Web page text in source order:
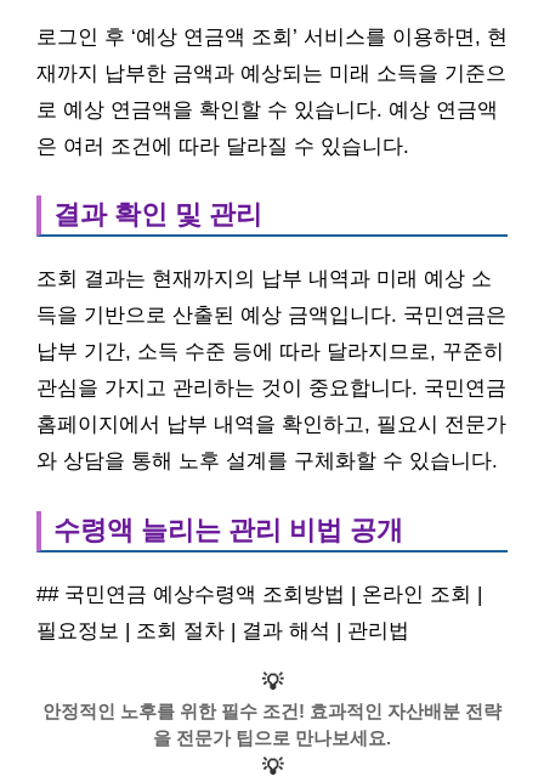
로그인 후 ‘예상 연금액 조회’ 서비스를 이용하면, 현
재까지 납부한 금액과 예상되는 미래 소득을 기준으
로 예상 연금액을 확인할 수 있습니다. 예상 연금액
은 여러 조건에 따라 달라질 수 있습니다.
결과 확인 및 관리
조회 결과는 현재까지의 납부 내역과 미래 예상 소
득을 기반으로 산출된 예상 금액입니다. 국민연금은
납부 기간, 소득 수준 등에 따라 달라지므로, 꾸준히
관심을 가지고 관리하는 것이 중요합니다. 국민연금
홈페이지에서 납부 내역을 확인하고, 필요시 전문가
와 상담을 통해 노후 설계를 구체화할 수 있습니다.
수령액 늘리는 관리 비법 공개
## 국민연금 예상수령액 조회방법 | 온라인 조회 |
필요정보 | 조회 절차 | 결과 해석 | 관리법
💡
안정적인 노후를 위한 필수 조건! 효과적인 자산배분 전략
을 전문가 팁으로 만나보세요.
💡